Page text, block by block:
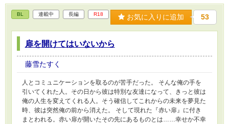
BL 連載中 長編 R18 お気に入りに追加 53
扉を開けてはいないから
藤雪たすく
人とコミュニケーションを取るのが苦手だった。 そんな俺の手を
引いてくれた人。その日から彼は特別な友達になって、きっと彼は
俺の人生を変えてくれる人。そう確信してこれからの未来を夢見た
時、彼は突然俺の前から消えた。 そして現れた『赤い扉』に付き
まとわれる。赤い扉が開いたその先にあるものとは……幸せか不幸